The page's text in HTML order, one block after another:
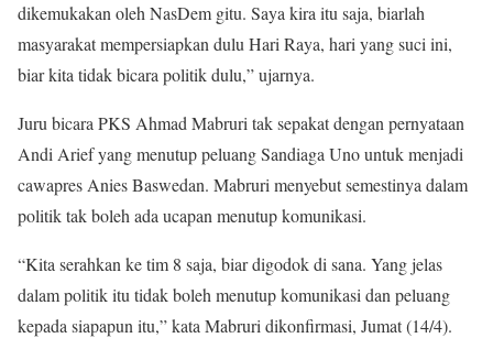
dikemukakan oleh NasDem gitu. Saya kira itu saja, biarlah
masyarakat mempersiapkan dulu Hari Raya, hari yang suci ini,
biar kita tidak bicara politik dulu,” ujarnya.
Juru bicara PKS Ahmad Mabruri tak sepakat dengan pernyataan
Andi Arief yang menutup peluang Sandiaga Uno untuk menjadi
cawapres Anies Baswedan. Mabruri menyebut semestinya dalam
politik tak boleh ada ucapan menutup komunikasi.
“Kita serahkan ke tim 8 saja, biar digodok di sana. Yang jelas
dalam politik itu tidak boleh menutup komunikasi dan peluang
kepada siapapun itu,” kata Mabruri dikonfirmasi, Jumat (14/4).